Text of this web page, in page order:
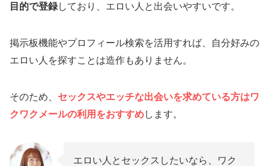
目的で登録しており、エロい人と出会いやすいです。
掲示板機能やプロフィール検索を活用すれば、自分好みの
エロい人を探すことは造作もありません。
そのため、 セックスやエッチな出会いを求めている方はワ
クワクメールの利用をおすすめします。
エロい人とセックスしたいなら、ワク